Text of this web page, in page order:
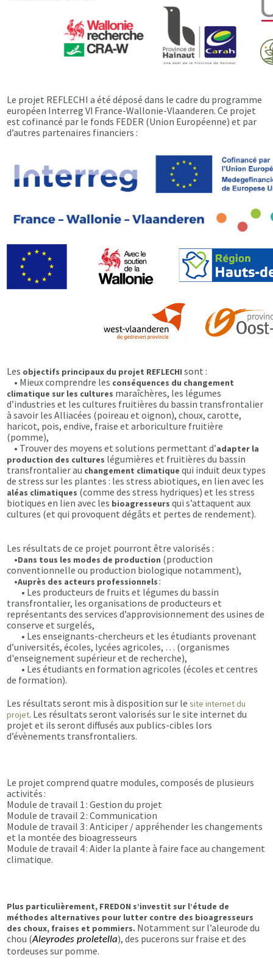
Le projet REFLECHI a été déposé dans le cadre du programme
européen Interreg VI France-Wallonie-Vlaanderen. Ce projet
est cofinancé par le fonds FEDER (Union Européenne) et par
d’autres partenaires financiers :
Les objectifs principaux du projet REFLECHI sont :
• Mieux comprendre les conséquences du changement
climatique sur les cultures maraîchères, les légumes
d’industries et les cultures fruitières du bassin transfrontalier
à savoir les Alliacées (poireau et oignon), choux, carotte,
haricot, pois, endive, fraise et arboriculture fruitière
(pomme),
• Trouver des moyens et solutions permettant d’adapter la
production des cultures légumières et fruitières du bassin
transfrontalier au changement climatiquequi induit deux types
de stress sur les plantes : les stress abiotiques, en lien avec les
aléas climatiques (comme des stress hydriques) et les stress
biotiques en lien avec les bioagresseursqui s’attaquent aux
cultures (et qui provoquent dégâts et pertes de rendement).
Les résultats de ce projet pourront être valorisés :
•Dans tous les modes de production (production
conventionnelle ou production biologique notamment),
•Auprès des acteurs professionnels :
• Les producteurs de fruits et légumes du bassin
transfrontalier, les organisations de producteurs et
représentants des services d’approvisionnement des usines de
conserve et surgelés,
• Les enseignants-chercheurs et les étudiants provenant
d’universités, écoles, lycées agricoles, … (organismes
d'enseignement supérieur et de recherche),
• Les étudiants en formation agricoles (écoles et centres
de formation).
Les résultats seront mis à disposition sur lesite internet du
projet. Les résultats seront valorisés sur le site internet du
projet et ils seront diffusés aux publics-cibles lors
d’évènements transfrontaliers.
Le projet comprend quatre modules, composés de plusieurs
activités :
Module de travail 1 : Gestion du projet
Module de travail 2 : Communication
Module de travail 3 : Anticiper / appréhender les changements
et la montée des bioagresseurs
Module de travail 4 : Aider la plante à faire face au changement
climatique.
Plus particulièrement, FREDON s’investit sur l’étude de
méthodes alternatives pour lutter contre des bioagresseurs
des choux, fraises et pommiers. Notamment sur l’aleurode du
chou (Aleyrodes proletella), des pucerons sur fraise et des
tordeuses sur pomme.